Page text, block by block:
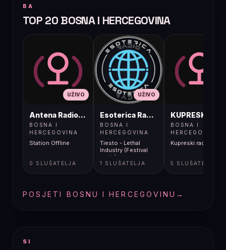
BA
TOP 20 BOSNA I HERCEGOVINA
UŽIVO
Antena Radio, Jelah Tešanj
BOSNA I
HERCEGOVINA
Station Offline
0 SLUŠATELJA
UŽIVO
Esoterica Radio S1
BOSNA I
HERCEGOVINA
Tiesto - Lethal
Industry (Festival
remix)
1 SLUŠATELJA
BOSNA I
HERCEGOVINA
Kupreski radio
5 SLUŠATELJA
POSJETI BOSNU I HERCEGOVINU →
SI